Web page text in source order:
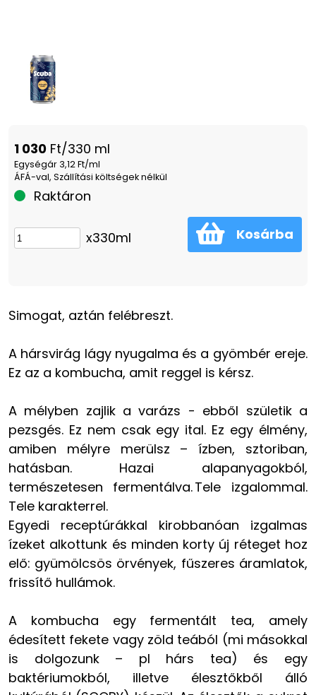
1 030 Ft/330 ml
Egységár 3,12 Ft/ml
ÁFÁ-val, Szállítási költségek nélkül
Raktáron
x330ml Kosárba
Simogat, aztán felébreszt.
A hársvirág lágy nyugalma és a gyömbér ereje.
Ez az a kombucha, amit reggel is kérsz.
A mélyben zajlik a varázs - ebből születik a
pezsgés. Ez nem csak egy ital. Ez egy élmény,
amiben mélyre merülsz – ízben, sztoriban,
hatásban. Hazai alapanyagokból,
természetesen fermentálva. Tele izgalommal.
Tele karakterrel.
Egyedi receptúrákkal kirobbanóan izgalmas
ízeket alkottunk és minden korty új réteget hoz
elő: gyümölcsös örvények, fűszeres áramlatok,
frissítő hullámok.
A kombucha egy fermentált tea, amely
édesített fekete vagy zöld teából (mi másokkal
is dolgozunk – pl hárs tea) és egy
baktériumokból, illetve élesztőkből álló